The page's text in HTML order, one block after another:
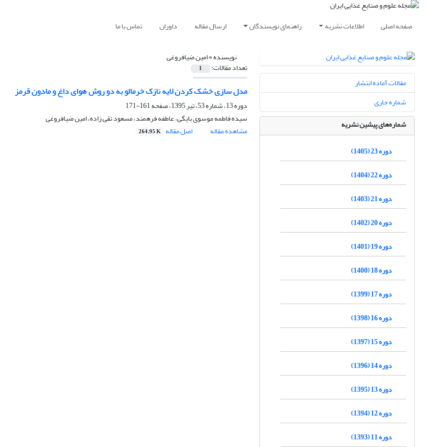
صفحه اصلی اطلاعات نشریه راهنمای نویسندگان ارسال مقاله داوران تماس با ما
نویسنده =امین ضیافروغی
تعداد مقالات: 1
مدل سازی خشک کردن لایه نازک خرمالو به دو روش هوای داغ و مادون قرمز
دوره 13، شماره 53، تیر 1395، صفحه
161-171
سیده فاطمه موسوی بایگی، عاطفه فرهمند، مسعود تقی زاده، امین ضیافروغی
مشاهده مقاله
اصل مقاله 264.95 K
مقالات آماده انتشار
شماره جاری
شماره‌های پیشین نشریه
دوره 23 (1405)
دوره 22 (1404)
دوره 21 (1403)
دوره 20 (1402)
دوره 19 (1401)
دوره 18 (1400)
دوره 17 (1399)
دوره 16 (1398)
دوره 15 (1397)
دوره 14 (1396)
دوره 13 (1395)
دوره 12 (1394)
دوره 11 (1393)